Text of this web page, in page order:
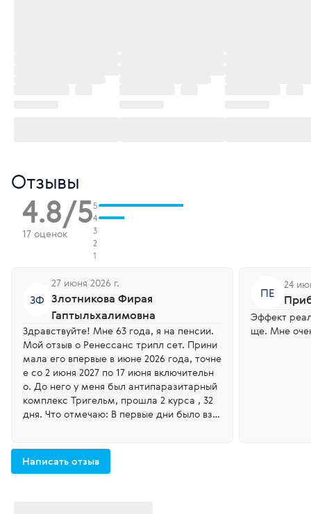
Отзывы
4.8/5
17 оценок
5
4
3
2
1
ЗФ
27 июня 2026 г.
Злотникова Фирая
Гаптыльхалимовна
Здравствуйте! Мне 63 года, я на пенсии.
Мой отзыв о Ренессанс трипл сет. Прини
мала его впервые в июне 2026 года, точне
е со 2 июня 2027 по 17 июня включительн
о. До него у меня был антипаразитарный
комплекс Тригельм, прошла 2 курса , 32
дня. Что отмечаю: В первые дни было взд
гал, так как он по времени, как часы прох
одил безболезненно и без спазмов. Посл
ПЕ
24
Эффект
ще. Мне
Написать отзыв